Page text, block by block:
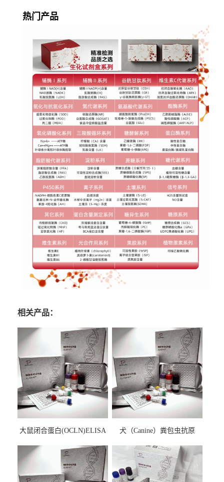
热门产品
相关产品：
大鼠闭合蛋白(OCLN)ELISA
犬（Canine）粪包虫抗原